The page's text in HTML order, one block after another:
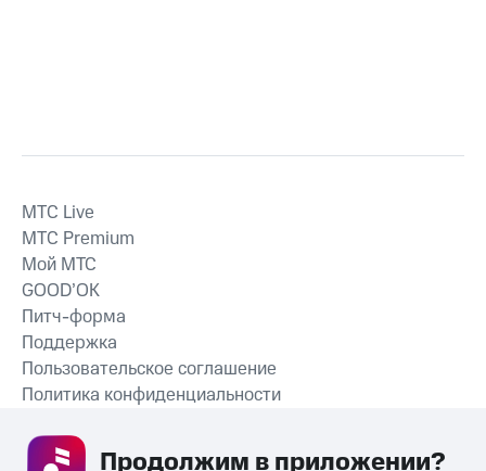
СКАЧАТЬ ПРИЛОЖЕНИЕ
MTС Live
MTС Premium
Мой МТС
GOOD’OK
Питч-форма
Поддержка
Пользовательское соглашение
Политика конфиденциальности